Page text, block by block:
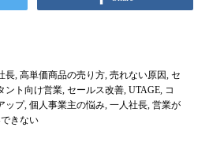
長, 高単価商品の売り方, 売れない原因, セ
ント向け営業, セールス改善, UTAGE, コ
ップ, 個人事業主の悩み, 一人社長, 営業が
きない